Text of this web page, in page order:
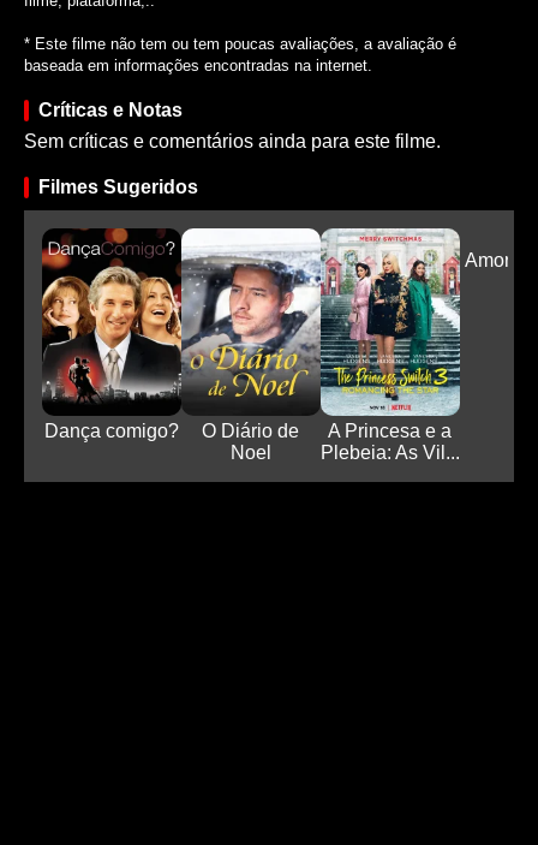
* Este filme não tem ou tem poucas avaliações, a avaliação é
baseada em informações encontradas na internet.
Críticas e Notas
Sem críticas e comentários ainda para este filme.
Filmes Sugeridos
Dança comigo?
O Diário de
Noel
A Princesa e a
Plebeia: As Vil...
Amor